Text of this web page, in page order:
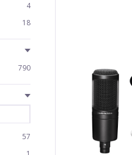
4
18
790
57